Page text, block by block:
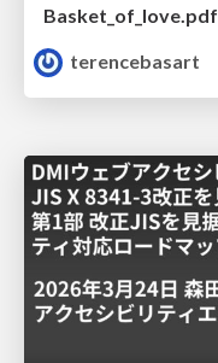
Basket_of_love.pdf
terencebasart